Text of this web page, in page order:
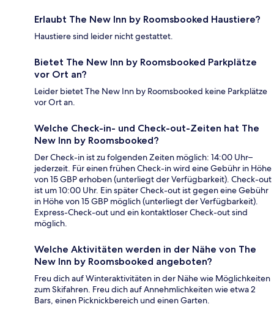
Erlaubt The New Inn by Roomsbooked Haustiere?
Haustiere sind leider nicht gestattet.
Bietet The New Inn by Roomsbooked Parkplätze
vor Ort an?
Leider bietet The New Inn by Roomsbooked keine Parkplätze
vor Ort an.
Welche Check-in- und Check-out-Zeiten hat The
New Inn by Roomsbooked?
Der Check-in ist zu folgenden Zeiten möglich: 14:00 Uhr–
jederzeit. Für einen frühen Check-in wird eine Gebühr in Höhe
von 15 GBP erhoben (unterliegt der Verfügbarkeit). Check-out
ist um 10:00 Uhr. Ein später Check-out ist gegen eine Gebühr
in Höhe von 15 GBP möglich (unterliegt der Verfügbarkeit).
Express-Check-out und ein kontaktloser Check-out sind
möglich.
Welche Aktivitäten werden in der Nähe von The
New Inn by Roomsbooked angeboten?
Freu dich auf Winteraktivitäten in der Nähe wie Möglichkeiten
zum Skifahren. Freu dich auf Annehmlichkeiten wie etwa 2
Bars, einen Picknickbereich und einen Garten.